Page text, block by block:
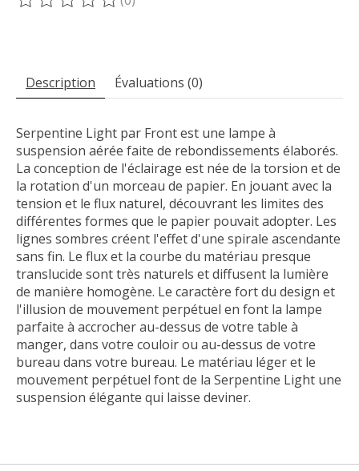
Ce produit est évalué à
Description Évaluations (0)
Serpentine Light par Front est une lampe à
suspension aérée faite de rebondissements élaborés.
La conception de l'éclairage est née de la torsion et de
la rotation d'un morceau de papier. En jouant avec la
tension et le flux naturel, découvrant les limites des
différentes formes que le papier pouvait adopter. Les
lignes sombres créent l'effet d'une spirale ascendante
sans fin. Le flux et la courbe du matériau presque
translucide sont très naturels et diffusent la lumière
de manière homogène. Le caractère fort du design et
l'illusion de mouvement perpétuel en font la lampe
parfaite à accrocher au-dessus de votre table à
manger, dans votre couloir ou au-dessus de votre
bureau dans votre bureau. Le matériau léger et le
mouvement perpétuel font de la Serpentine Light une
suspension élégante qui laisse deviner.